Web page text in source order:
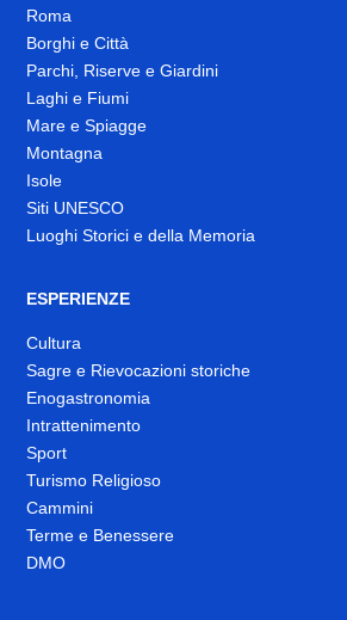
Roma
Borghi e Città
Parchi, Riserve e Giardini
Laghi e Fiumi
Mare e Spiagge
Montagna
Isole
Siti UNESCO
Luoghi Storici e della Memoria
ESPERIENZE
Cultura
Sagre e Rievocazioni storiche
Enogastronomia
Intrattenimento
Sport
Turismo Religioso
Cammini
Terme e Benessere
DMO